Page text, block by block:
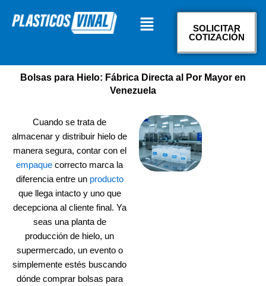
Menú
SOLICITAR
COTIZACIÓN
Bolsas para Hielo: Fábrica Directa al Por Mayor en
Venezuela
Cuando se trata de
almacenar y distribuir hielo de
manera segura, contar con el
empaque correcto marca la
diferencia entre un producto
que llega intacto y uno que
decepciona al cliente final. Ya
seas una planta de
producción de hielo, un
supermercado, un evento o
simplemente estés buscando
dónde comprar bolsas para